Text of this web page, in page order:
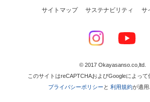
サイトマップ サステナビリティ サ
© 2017 Okayasanso.co,ltd.
このサイトはreCAPTCHAおよびGoogleによって
プライバシーポリシー と 利用規約が適用